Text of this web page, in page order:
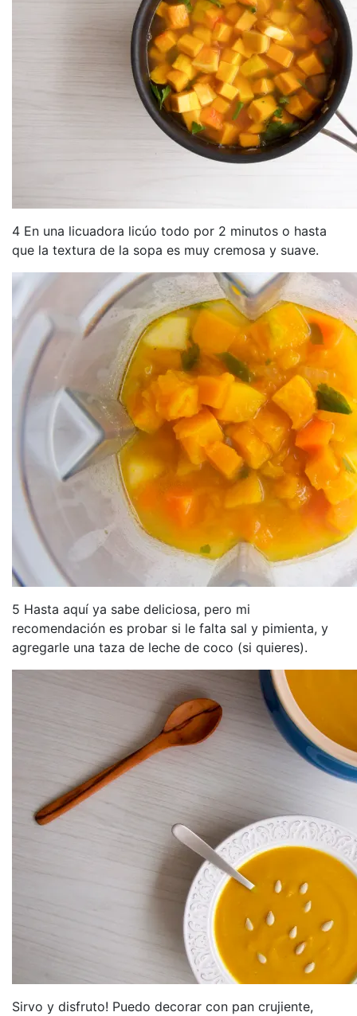
4 En una licuadora licúo todo por 2 minutos o hasta
que la textura de la sopa es muy cremosa y suave.
5 Hasta aquí ya sabe deliciosa, pero mi
recomendación es probar si le falta sal y pimienta, y
agregarle una taza de leche de coco (si quieres).
Sirvo y disfruto! Puedo decorar con pan crujiente,